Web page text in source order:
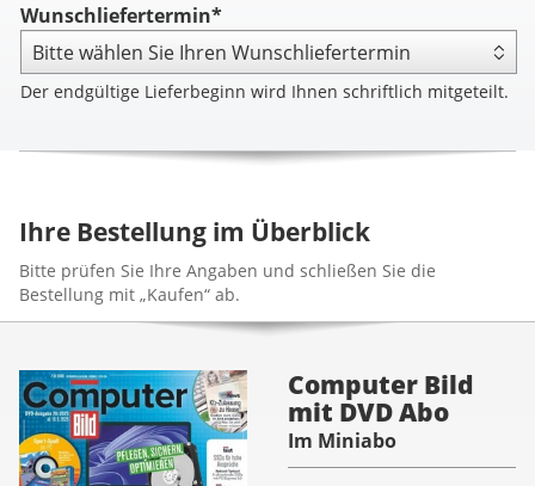
Wunschliefertermin*
Der endgültige Lieferbeginn wird Ihnen schriftlich mitgeteilt.
Ihre Bestellung im Überblick
Bitte prüfen Sie Ihre Angaben und schließen Sie die
Bestellung mit „Kaufen“ ab.
Computer Bild
mit DVD Abo
Im Miniabo